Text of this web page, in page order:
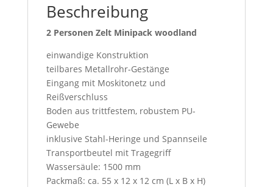
Beschreibung
2 Personen Zelt Minipack woodland
einwandige Konstruktion
teilbares Metallrohr-Gestänge
Eingang mit Moskitonetz und
Reißverschluss
Boden aus trittfestem, robustem PU-
Gewebe
inklusive Stahl-Heringe und Spannseile
Transportbeutel mit Tragegriff
Wassersäule: 1500 mm
Packmaß: ca. 55 x 12 x 12 cm (L x B x H)